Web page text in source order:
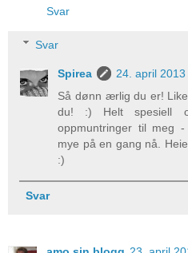
Svar
Svar
Spirea
24. april
Så dønn ærlig du er!
du! :) Helt spesiell
oppmuntringer til meg
mye på en gang nå.
:)
Svar